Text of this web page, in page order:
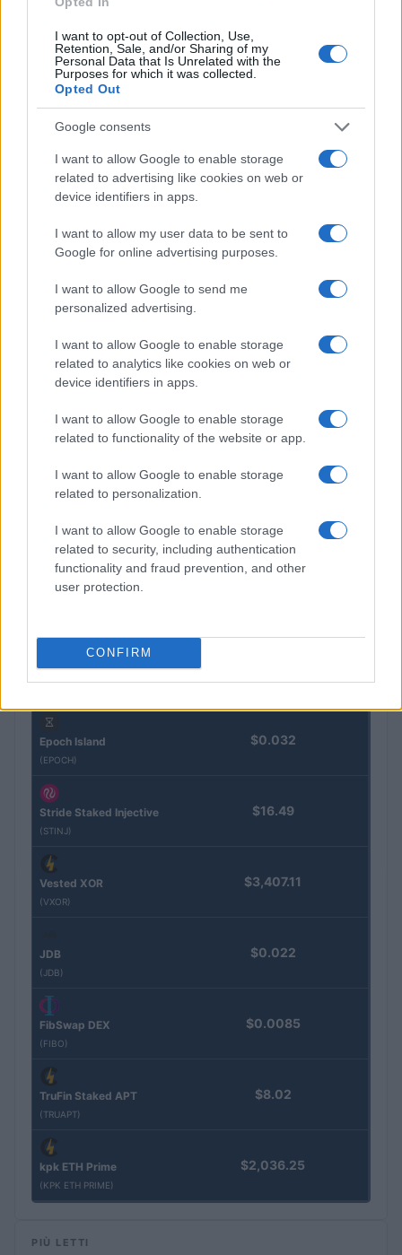
I want to opt-out of Collection, Use,
Retention, Sale, and/or Sharing of my
Personal Data that Is Unrelated with the
Purposes for which it was collected.
Opted Out
Google consents
I want to allow Google to enable storage
related to advertising like cookies on web or
device identifiers in apps.
I want to allow my user data to be sent to
Google for online advertising purposes.
I want to allow Google to send me
personalized advertising.
I want to allow Google to enable storage
related to analytics like cookies on web or
device identifiers in apps.
I want to allow Google to enable storage
related to functionality of the website or app.
I want to allow Google to enable storage
related to personalization.
I want to allow Google to enable storage
related to security, including authentication
functionality and fraud prevention, and other
user protection.
CONFIRM
FINANZIAMENTI
Finanziamenti a fondo perduto agosto 2026: bandi aperti e
scadenze imminenti
Francesca Galli · 6 Ago 2026
QUOTAZIONI CRYPTO
Nome Prezzo
Eureka Bridged PAX
Gold (Terra
Kinza Babylon Staked
BTC
$83,270.00
Steakhouse EURCV
Morpho Vault
Epoch Island
(EPOCH)
$0.032
Stride Staked Injective
(STINJ)
$16.49
Vested XOR
(VXOR)
$3,407.11
JDB
(JDB)
$0.022
FibSwap DEX
(FIBO)
$0.0085
TruFin Staked APT
(TRUAPT)
$8.02
kpk ETH Prime
(KPK ETH PRIME)
$2,036.25
PIÙ LETTI